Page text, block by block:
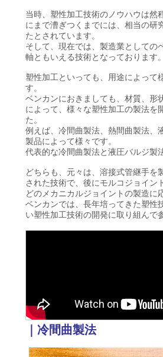
当時、塑性加工技術のノウハウは然
にまで漕ぎつくまでには、相当の研
たとされています。
そして、現在では、製造業としての
軸ともいえる技術となっております。
塑性加工といっても、用途によって
す。
ベンカンにおきましても、材質、形
によって、様々な塑性加工の製法を
た。
例えば、冷間曲製法、熱間曲製法、
製品によって様々です。
代表的な冷間曲製法と液圧バルジ製
どちらも、元々は、溶接式管継手を
された技術で、後にモルコジョイン
どのメカニカルジョイントの製造に
ベンカンでは、長年培ってきた塑性
い塑性加工技術の開発に取り組んで
｜冷間曲製法